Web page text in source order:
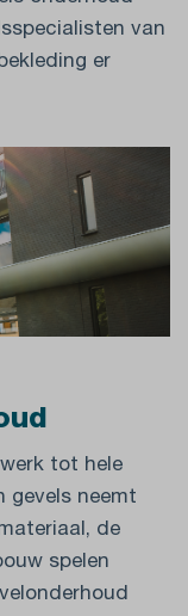
van
er
tot hele
gevels neemt
de
spelen